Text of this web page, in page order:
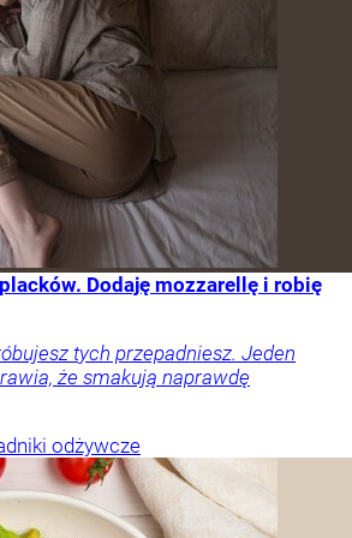
Dodaję mozzarellę i robię
tych przepadniesz. Jeden
że smakują naprawdę
odżywcze